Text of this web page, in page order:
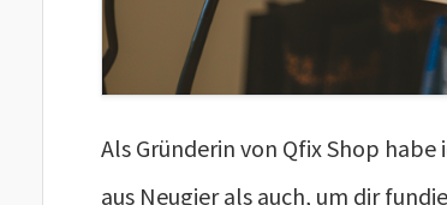
Als Gründerin von Qfix Shop
aus Neugier als auch, um dir